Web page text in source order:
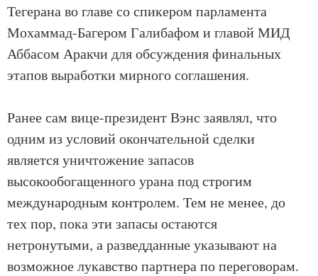
Тегерана во главе со спикером парламента
Мохаммад-Багером Галибафом и главой МИД
Аббасом Аракчи для обсуждения финальных
этапов выработки мирного соглашения.
Ранее сам вице-президент Вэнс заявлял, что
одним из условий окончательной сделки
является уничтожение запасов
высокообогащенного урана под строгим
международным контролем. Тем не менее, до
тех пор, пока эти запасы остаются
нетронутыми, а разведданные указывают на
возможное лукавство партнера по переговорам.